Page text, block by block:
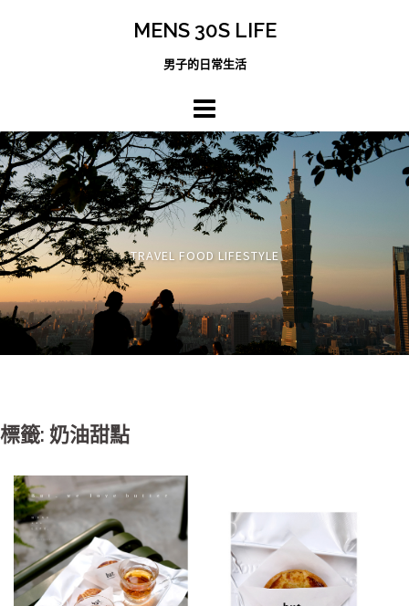
MENS 30S LIFE
男子的日常生活
TRAVEL FOOD LIFESTYLE
標籤: 奶油甜點